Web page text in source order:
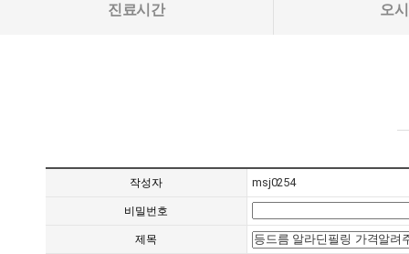
진료시간 오
작성자 msj0254
비밀번호
제목